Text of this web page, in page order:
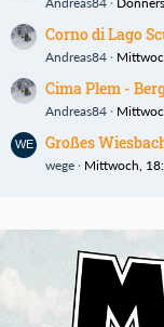
Corno di Lago
Andreas84
Cima Plem -
Andreas84
Großes
wege Mittwoch,